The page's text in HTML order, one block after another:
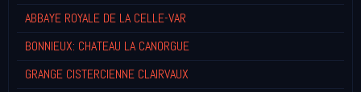
ABBAYE ROYALE DE LA CELLE-VAR
BONNIEUX: CHATEAU LA CANORGUE
GRANGE CISTERCIENNE CLAIRVAUX